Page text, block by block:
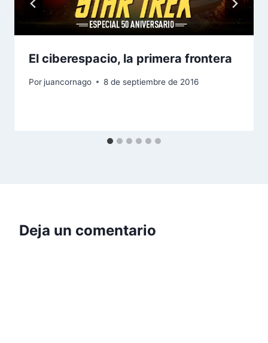
El ciberespacio, la primera frontera
Por juancornago 8 de septiembre de 2016
Deja un comentario